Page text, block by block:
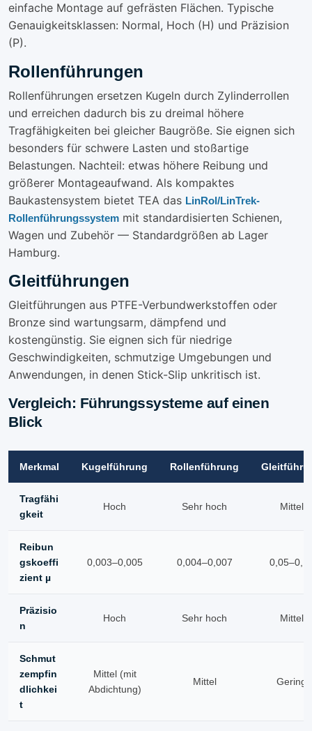
einfache Montage auf gefrästen Flächen. Typische
Genauigkeitsklassen: Normal, Hoch (H) und Präzision
(P).
Rollenführungen
Rollenführungen ersetzen Kugeln durch Zylinderrollen
und erreichen dadurch bis zu dreimal höhere
Tragfähigkeiten bei gleicher Baugröße. Sie eignen sich
besonders für schwere Lasten und stoßartige
Belastungen. Nachteil: etwas höhere Reibung und
größerer Montageaufwand. Als kompaktes
Baukastensystem bietet TEA das LinRol/LinTrek-
Rollenführungssystem mit standardisierten Schienen,
Wagen und Zubehör — Standardgrößen ab Lager
Hamburg.
Gleitführungen
Gleitführungen aus PTFE-Verbundwerkstoffen oder
Bronze sind wartungsarm, dämpfend und
kostengünstig. Sie eignen sich für niedrige
Geschwindigkeiten, schmutzige Umgebungen und
Anwendungen, in denen Stick-Slip unkritisch ist.
Vergleich: Führungssysteme auf einen
Blick
Merkmal Kugelführung Rollenführung
Tragfähi
gkeit
Hoch Sehr hoch Mittel
Reibun
gskoeffi
zient µ
0,003–0,005 0,004–0,007
Präzisio
n
Hoch Sehr hoch Mittel
Schmut
zempfin
dlichkei
t
Mittel (mit
Abdichtung)
Mittel Gering